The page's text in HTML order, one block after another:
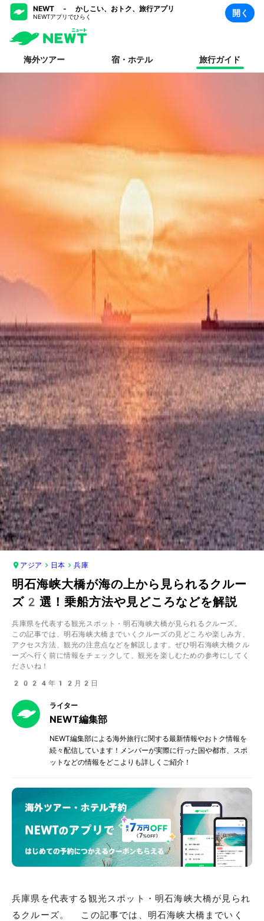
NEWT - かしこい、おトク、旅行アプリ
NEWTアプリでひらく 開く
海外ツアー 宿・ホテル 旅行ガイド
アジア 日本 兵庫
明石海峡大橋が海の上から見られるクルー
ズ2選！乗船方法や見どころなどを解説
兵庫県を代表する観光スポット・明石海峡大橋が見られるクルーズ。
この記事では、明石海峡大橋までいくクルーズの見どころや楽しみ方、
アクセス方法、観光の注意点などを解説します。ぜひ明石海峡大橋クル
ーズへ行く前に情報をチェックして、観光を楽しむための参考にしてく
ださいね！
2024年12月2日
ライター
NEWT編集部
NEWT編集部による海外旅行に関する最新情報やおトク情報を
続々配信しています！メンバーが実際に行った国や都市、スポ
ットなどの情報をどこよりも詳しくご紹介！
兵庫県を代表する観光スポット・明石海峡大橋が見られ
るクルーズ。 この記事では、明石海峡大橋までいく